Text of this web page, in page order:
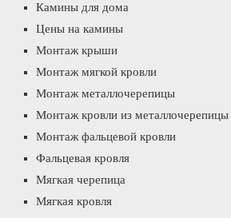
Камины для дома
Цены на камины
Монтаж крыши
Монтаж мягкой кровли
Монтаж металлочерепицы
Монтаж кровли из металлочерепицы
Монтаж фальцевой кровли
Фальцевая кровля
Мягкая черепица
Мягкая кровля